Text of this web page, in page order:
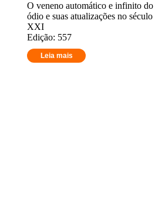
O veneno automático e infinito do
ódio e suas atualizações no século
XXI
Edição: 557
Leia mais